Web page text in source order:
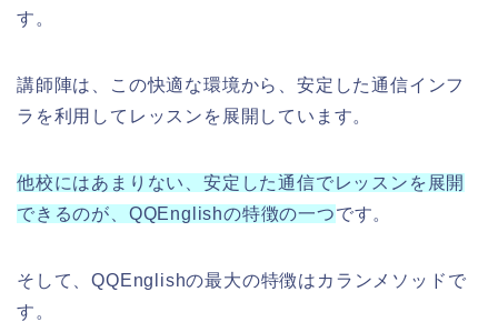
す。
講師陣は、この快適な環境から、安定した通信インフ
ラを利用してレッスンを展開しています。
他校にはあまりない、安定した通信でレッスンを展開
できるのが、QQEnglishの特徴の一つです。
そして、QQEnglishの最大の特徴はカランメソッドで
す。